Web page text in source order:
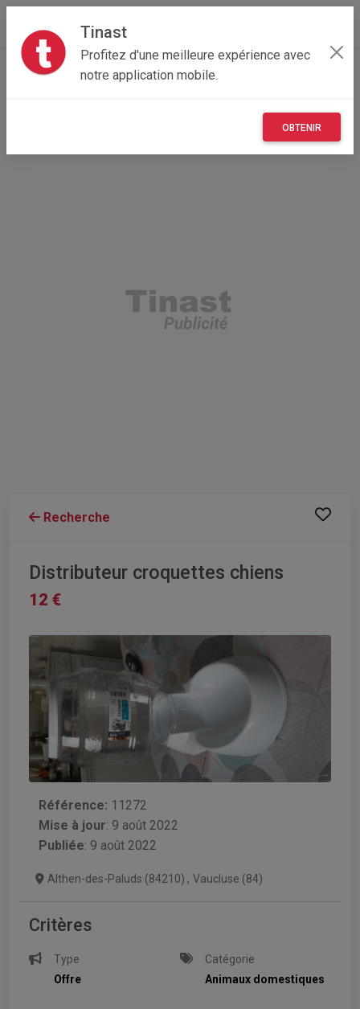
Tinast
Profitez d'une meilleure expérience avec
notre application mobile.
OBTENIR
Accueil Loisirs
Provence-Alpes-Côte d'Azur
Recherche
Distributeur croquettes chiens
12 €
Référence: 11272
Mise à jour: 9 août 2022
Publiée: 9 août 2022
Althen-des-Paluds (84210) , Vaucluse (84)
Critères
Type
Offre
Catégorie
Animaux domestiques